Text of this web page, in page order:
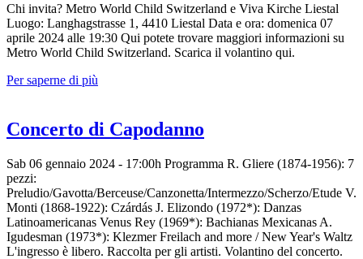
Chi invita? Metro World Child Switzerland e Viva Kirche Liestal
Luogo: Langhagstrasse 1, 4410 Liestal Data e ora: domenica 07
aprile 2024 alle 19:30 Qui potete trovare maggiori informazioni su
Metro World Child Switzerland. Scarica il volantino qui.
Per saperne di più
Concerto di Capodanno
Sab 06 gennaio 2024 - 17:00h Programma R. Gliere (1874-1956): 7
pezzi:
Preludio/Gavotta/Berceuse/Canzonetta/Intermezzo/Scherzo/Etude V.
Monti (1868-1922): Czárdás J. Elizondo (1972*): Danzas
Latinoamericanas Venus Rey (1969*): Bachianas Mexicanas A.
Igudesman (1973*): Klezmer Freilach and more / New Year's Waltz
L'ingresso è libero. Raccolta per gli artisti. Volantino del concerto.